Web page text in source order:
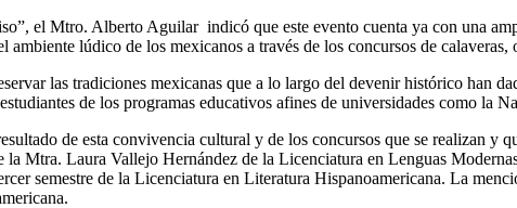
el Mtro. Alberto Aguilar indicó que este evento cuenta ya con una
ambiente lúdico de los mexicanos a través de los concursos de calaveras,
las tradiciones mexicanas que a lo largo del devenir histórico han
de los programas educativos afines de universidades como la
de esta convivencia cultural y de los concursos que se realizan y
la Mtra. Laura Vallejo Hernández de la Licenciatura en Lenguas
semestre de la Licenciatura en Literatura Hispanoamericana. La